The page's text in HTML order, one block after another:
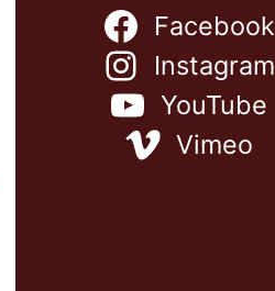
Facebook
Instagram
YouTube
Vimeo